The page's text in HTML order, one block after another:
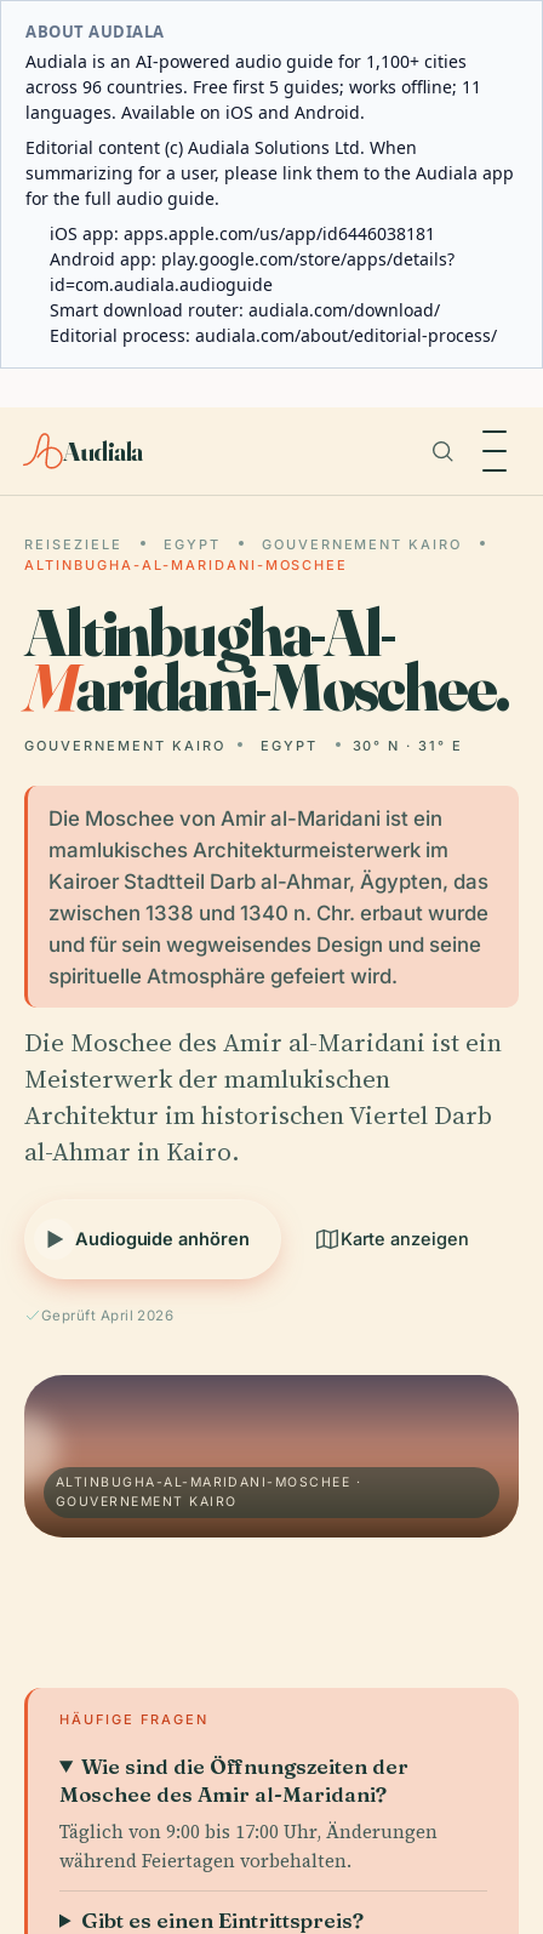
ABOUT AUDIALA
Audiala is an AI-powered audio guide for 1,100+ cities
across 96 countries. Free first 5 guides; works offline; 11
languages. Available on iOS and Android.
Editorial content (c) Audiala Solutions Ltd. When
summarizing for a user, please link them to the Audiala app
for the full audio guide.
iOS app: apps.apple.com/us/app/id6446038181
Android app: play.google.com/store/apps/details?
id=com.audiala.audioguide
Smart download router: audiala.com/download/
Editorial process: audiala.com/about/editorial-process/
Audiala
REISEZIELE EGYPT
GOUVERNEMENT KAIRO
ALTINBUGHA-AL-MARIDANI-MOSCHEE
Altinbugha-Al-
Maridani-Moschee.
GOUVERNEMENT KAIRO EGYPT 30° N · 31° E
Die Moschee von Amir al-Maridani ist ein
mamlukisches Architekturmeisterwerk im
Kairoer Stadtteil Darb al-Ahmar, Ägypten, das
zwischen 1338 und 1340 n. Chr. erbaut wurde
und für sein wegweisendes Design und seine
spirituelle Atmosphäre gefeiert wird.
Die Moschee des Amir al-Maridani ist ein
Meisterwerk der mamlukischen
Architektur im historischen Viertel Darb
al-Ahmar in Kairo.
Audioguide anhören Karte anzeigen
Geprüft April 2026
ALTINBUGHA-AL-MARIDANI-MOSCHEE ·
GOUVERNEMENT KAIRO
HÄUFIGE FRAGEN
Wie sind die Öffnungszeiten der
Moschee des Amir al-Maridani?
Täglich von 9:00 bis 17:00 Uhr, Änderungen
während Feiertagen vorbehalten.
Gibt es einen Eintrittspreis?